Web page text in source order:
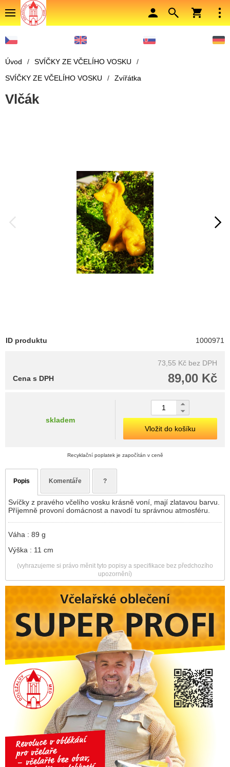
Úvod / SVÍČKY ZE VČELÍHO VOSKU
/
SVÍČKY ZE VČELÍHO VOSKU
/ Zvířátka
Vlčák
ID produktu 1000971
73,55 Kč bez DPH
89,00 Kč
Cena s DPH
skladem
Vložit do košíku
Recyklační poplatek je započítán v ceně
Popis Komentáře ?
Svíčky z pravého včelího vosku krásně voní, mají zlatavou barvu.
Příjemně provoní domácnost a navodí tu správnou atmosféru.
Váha : 89 g
Výška : 11 cm
(vyhrazujeme si právo měnit tyto popisy a specifikace bez předchozího
upozornění)